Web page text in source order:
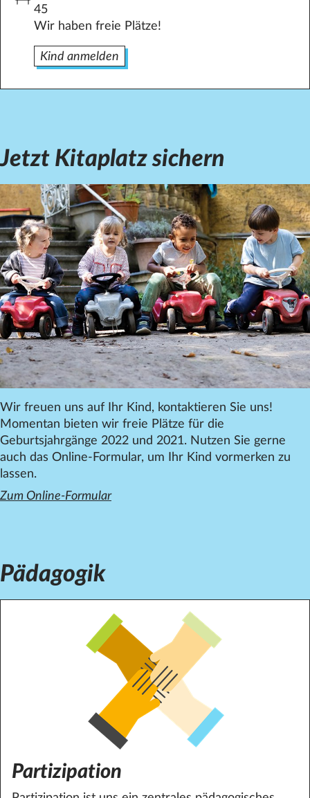
45
Wir haben freie Plätze!
Kind anmelden
Jetzt Kitaplatz sichern
Wir freuen uns auf Ihr Kind, kontaktieren Sie uns!
Momentan bieten wir freie Plätze für die
Geburtsjahrgänge 2022 und 2021. Nutzen Sie gerne
auch das Online-Formular, um Ihr Kind vormerken zu
lassen.
Zum Online-Formular
Pädagogik
Partizipation